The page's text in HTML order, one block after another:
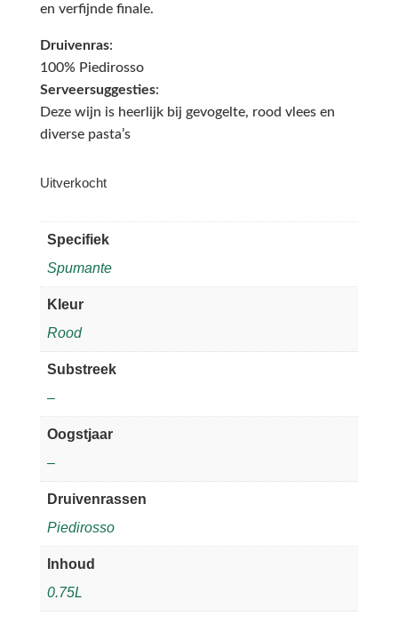
en verfijnde finale.
Druivenras:
100% Piedirosso
Serveersuggesties:
Deze wijn is heerlijk bij gevogelte, rood vlees en
diverse pasta’s
Uitverkocht
Specifiek
Spumante
Kleur
Rood
Substreek
–
Oogstjaar
–
Druivenrassen
Piedirosso
Inhoud
0.75L